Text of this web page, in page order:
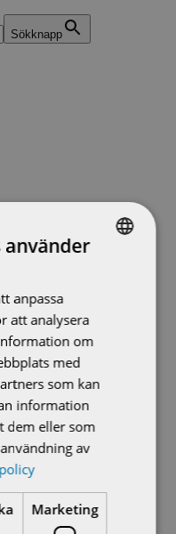
Sökknapp
(Huvudkontor)
använder
anpassa
att analysera
om
med
som kan
information
dem eller som
av
Marketing